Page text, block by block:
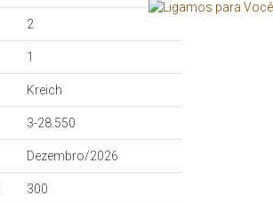
2
1
Kreich
3-28.550
Dezembro/2026
300